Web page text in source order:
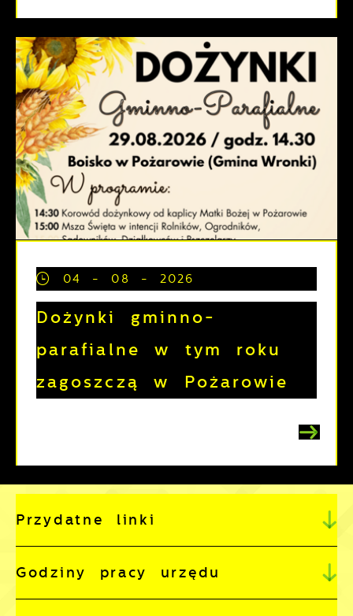
04 - 08 - 2026
Dożynki gminno-
parafialne w tym roku
zagoszczą w Pożarowie
Przydatne linki
Godziny pracy urzędu